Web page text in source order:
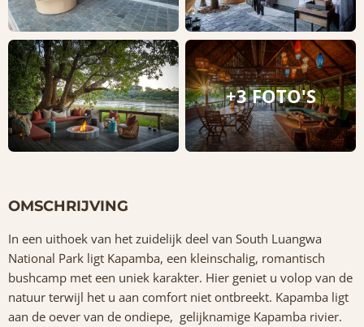
+3 FOTO'S
OMSCHRIJVING
In een uithoek van het zuidelijk deel van South Luangwa
National Park ligt Kapamba, een kleinschalig, romantisch
bushcamp met een uniek karakter. Hier geniet u volop van de
natuur terwijl het u aan comfort niet ontbreekt. Kapamba ligt
aan de oever van de ondiepe, gelijknamige Kapamba rivier.